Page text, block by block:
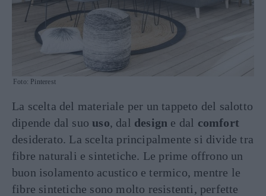
Foto: Pinterest
La scelta del materiale per un tappeto del salotto
dipende dal suouso, dal design e dal comfort
desiderato. La scelta principalmente si divide tra
fibre naturali e sintetiche. Le prime offrono un
buon isolamento acustico e termico, mentre le
fibre sintetiche sono molto resistenti, perfette